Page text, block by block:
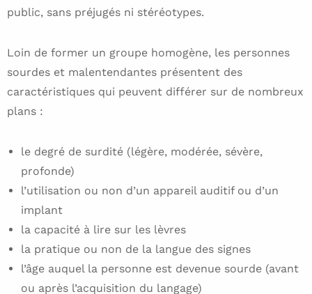
public, sans préjugés ni stéréotypes.
Loin de former un groupe homogène, les personnes
sourdes et malentendantes présentent des
caractéristiques qui peuvent différer sur de nombreux
plans :
le degré de surdité (légère, modérée, sévère,
profonde)
l’utilisation ou non d’un appareil auditif ou d’un
implant
la capacité à lire sur les lèvres
la pratique ou non de la langue des signes
l’âge auquel la personne est devenue sourde (avant
ou après l’acquisition du langage)